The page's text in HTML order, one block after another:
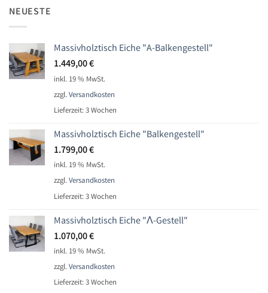
NEUESTE
Massivholztisch Eiche "A-Balkengestell"
1.449,00€
inkl. 19 % MwSt.
zzgl.Versandkosten
Lieferzeit:3 Wochen
Massivholztisch Eiche "Balkengestell"
1.799,00€
inkl. 19 % MwSt.
zzgl.Versandkosten
Lieferzeit:3 Wochen
Massivholztisch Eiche "Ʌ-Gestell"
1.070,00€
inkl. 19 % MwSt.
zzgl.Versandkosten
Lieferzeit:3 Wochen